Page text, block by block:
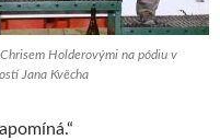
Chrisem Holderovými na pódiu v
Jana Kvěcha